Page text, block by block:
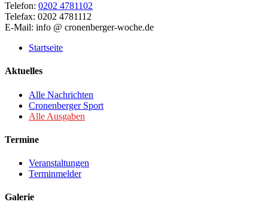
Telefon: 0202 4781102
Telefax: 0202 4781112
E-Mail: info @ cronenberger-woche.de
Startseite
Aktuelles
Alle Nachrichten
Cronenberger Sport
Alle Ausgaben
Termine
Veranstaltungen
Terminmelder
Galerie